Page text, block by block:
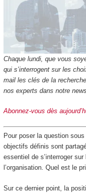
Chaque lundi, que vous
qui s’interrogent sur les
mail les clés de la
nos experts dans notre
Abonnez-vous dès
Pour poser la question
objectifs définis sont
essentiel de s’interroger
l’organisation. Quel est le
Sur ce dernier point, la